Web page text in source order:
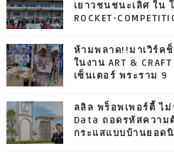
เยาวชนชนะเลิศ ใน โ
ROCKET-
ห้ามพลาด!!มาเวิร์ค
ในงาน ART &
เซ็นเตอร์ พระราม 9
ลลิล พร็อพเพอร์ตี้ ไ
Data ถอดรหัสความ
กระแสแบบบ้านยอด